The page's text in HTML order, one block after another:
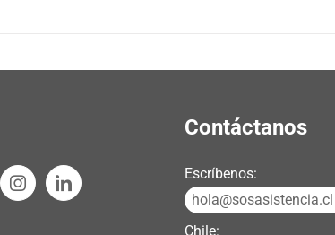
Contáctanos
Escríbenos:
hola@sosasistencia.cl
Chile: